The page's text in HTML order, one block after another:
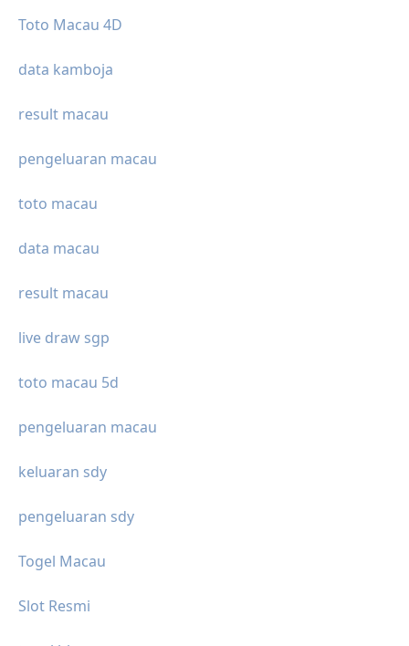
Toto Macau 4D
data kamboja
result macau
pengeluaran macau
toto macau
data macau
result macau
live draw sgp
toto macau 5d
pengeluaran macau
keluaran sdy
pengeluaran sdy
Togel Macau
Slot Resmi